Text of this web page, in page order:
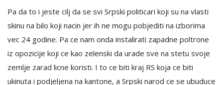
Pa da to i jeste cilj da se svi Srpski politicari koji su na vlasti
skinu na bilo koji nacin jer ih ne mogu pobjediti na izborima
vec 24 godine. Pa ce nam onda instalirati zapadne poltrone
iz opozicije koji ce kao zelenski da urade sve na stetu svoje
zemlje zarad licne koristi. I to ce biti kraj RS koja ce biti
ukinuta i podjeljena na kantone, a Srpski narod ce se ubuduce